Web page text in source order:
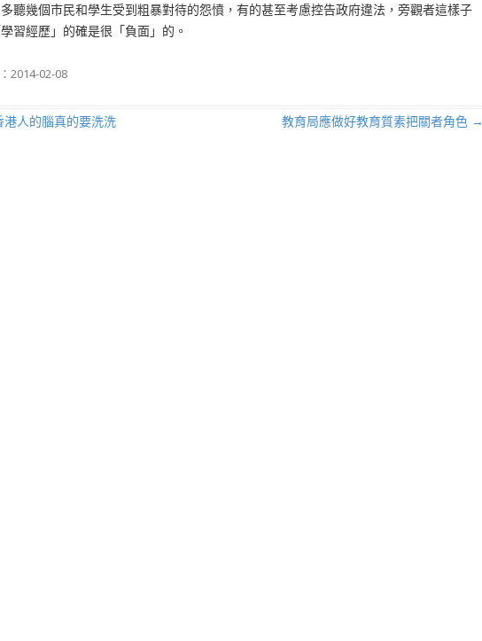
聽幾個市民和學生受到粗暴對待的怨憤，有的甚至考慮控告政府違法，旁觀者這樣子
習經歷」的確是很「負面」的。
2014-02-08
章導航列
港人的腦真的要洗洗 教育局應做好教育質素把關者角色 →